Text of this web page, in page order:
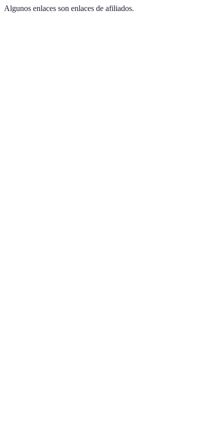
Algunos enlaces son enlaces de afiliados.